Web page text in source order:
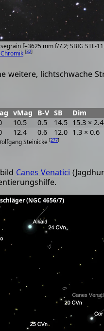
f=3625 mm f/7.2; SBIG STL-
[32]
weitere, lichtschwache
Steinicke [277]
vMag B-V SB Dim
10.5 0.5 14.5 15.3 × 2.4
12.4 0.6 12.0 1.3 × 0.6
Canes Venatici
(NGC 4656/7)